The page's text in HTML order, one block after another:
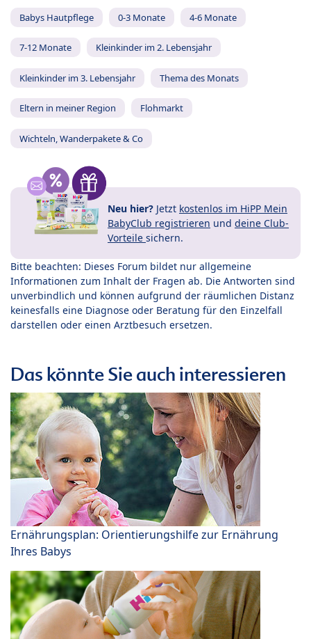
Babys Hautpflege 0-3 Monate 4-6 Monate
7-12 Monate Kleinkinder im 2. Lebensjahr
Kleinkinder im 3. Lebensjahr Thema des Monats
Eltern in meiner Region Flohmarkt
Wichteln, Wanderpakete & Co
Neu hier? Jetzt kostenlos im HiPP Mein
BabyClub registrieren und deine Club-
Vorteile sichern.
Bitte beachten: Dieses Forum bildet nur allgemeine
Informationen zum Inhalt der Fragen ab. Die Antworten sind
unverbindlich und können aufgrund der räumlichen Distanz
keinesfalls eine Diagnose oder Beratung für den Einzelfall
darstellen oder einen Arztbesuch ersetzen.
Das könnte Sie auch interessieren
Ernährungsplan: Orientierungshilfe zur Ernährung
Ihres Babys